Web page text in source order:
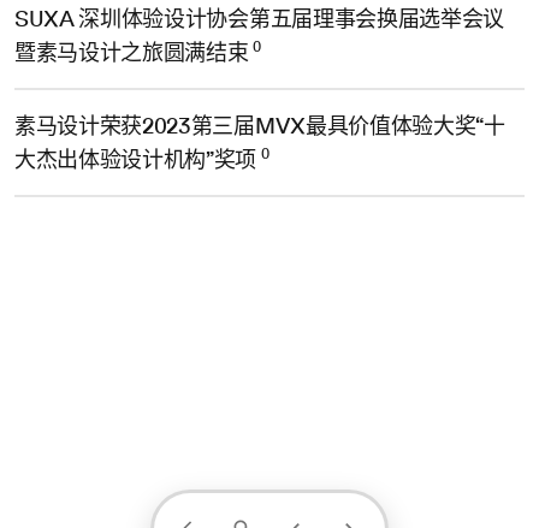
SUXA 深圳体验设计协会第五届理事会换届选举会议
暨素马设计之旅圆满结束 0
素马设计荣获2023第三届MVX最具价值体验大奖“十
大杰出体验设计机构”奖项 0